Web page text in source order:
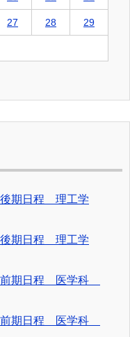
27 28 29
期日程 理工学
期日程 理工学
期日程 医学科
期日程 医学科